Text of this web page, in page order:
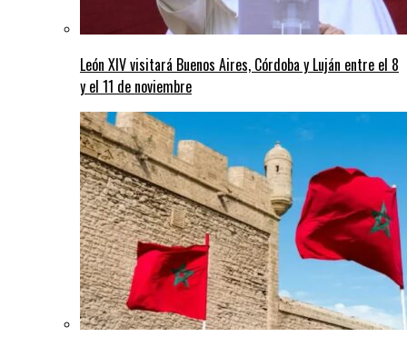
León XIV visitará Buenos Aires, Córdoba y Luján entre el 8
y el 11 de noviembre